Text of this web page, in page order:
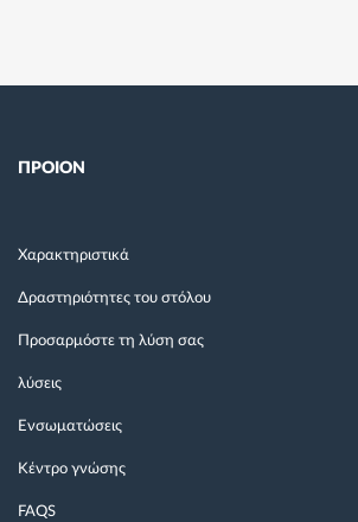
ΠΡΟΙΟΝ
Χαρακτηριστικά
Δραστηριότητες του στόλου
Προσαρμόστε τη λύση σας
λύσεις
Ενσωματώσεις
Κέντρο γνώσης
FAQS